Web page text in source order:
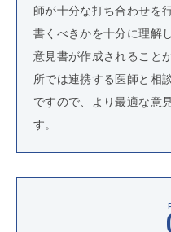
師が十分な打ち合わせを
書くべきかを十分に理解
意見書が作成されること
所では連携する医師と相
ですので、より最適な意
す。